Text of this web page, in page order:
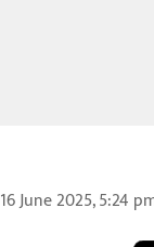
16 June 2025, 5:24